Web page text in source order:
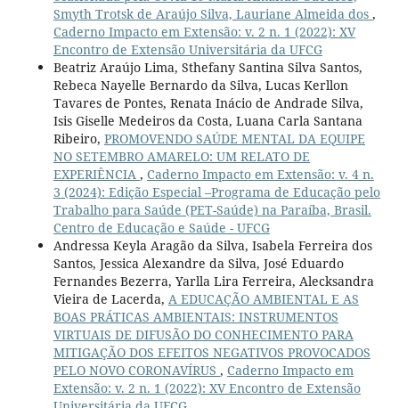
Smyth Trotsk de Araújo Silva, Lauriane Almeida dos ,
Caderno Impacto em Extensão: v. 2 n. 1 (2022): XV
Encontro de Extensão Universitária da UFCG
Beatriz Araújo Lima, Sthefany Santina Silva Santos,
Rebeca Nayelle Bernardo da Silva, Lucas Kerllon
Tavares de Pontes, Renata Inácio de Andrade Silva,
Isis Giselle Medeiros da Costa, Luana Carla Santana
Ribeiro, PROMOVENDO SAÚDE MENTAL DA EQUIPE
NO SETEMBRO AMARELO: UM RELATO DE
EXPERIÊNCIA , Caderno Impacto em Extensão: v. 4 n.
3 (2024): Edição Especial –Programa de Educação pelo
Trabalho para Saúde (PET-Saúde) na Paraíba, Brasil.
Centro de Educação e Saúde - UFCG
Andressa Keyla Aragão da Silva, Isabela Ferreira dos
Santos, Jessica Alexandre da Silva, José Eduardo
Fernandes Bezerra, Yarlla Lira Ferreira, Alecksandra
Vieira de Lacerda, A EDUCAÇÃO AMBIENTAL E AS
BOAS PRÁTICAS AMBIENTAIS: INSTRUMENTOS
VIRTUAIS DE DIFUSÃO DO CONHECIMENTO PARA
MITIGAÇÃO DOS EFEITOS NEGATIVOS PROVOCADOS
PELO NOVO CORONAVÍRUS , Caderno Impacto em
Extensão: v. 2 n. 1 (2022): XV Encontro de Extensão